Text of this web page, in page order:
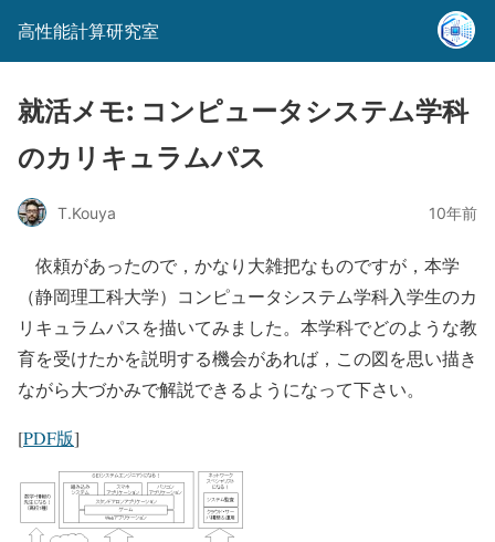
高性能計算研究室
就活メモ: コンピュータシステム学科
のカリキュラムパス
T.Kouya 10年前
依頼があったので，かなり大雑把なものですが，本学
（静岡理工科大学）コンピュータシステム学科入学生のカ
リキュラムパスを描いてみました。本学科でどのような教
育を受けたかを説明する機会があれば，この図を思い描き
ながら大づかみで解説できるようになって下さい。
[PDF版]